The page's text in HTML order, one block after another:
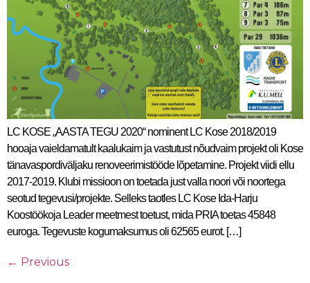
LC KOSE „AASTA TEGU 2020“ nominent LC Kose 2018/2019
hooaja vaieldamatult kaalukaim ja vastutust nõudvaim projekt oli Kose
tänavaspordiväljaku renoveerimistööde lõpetamine. Projekt viidi ellu
2017-2019. Klubi missioon on toetada just valla noori või noortega
seotud tegevusi/projekte. Selleks taotles LC Kose Ida-Harju
Koostöökoja Leader meetmest toetust, mida PRIA toetas 45848
euroga. Tegevuste kogumaksumus oli 62565 eurot. […]
← Previous